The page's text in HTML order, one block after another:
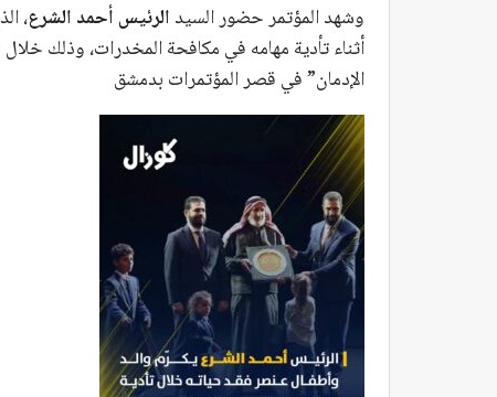
وشهد المؤتمر حضور السيد الرئيس أحمد الشرع،
أثناء تأدية مهامه في مكافحة ‏المخدرات، وذلك
‏الإدمان” في قصر المؤتمرات ‌‏بدمشق